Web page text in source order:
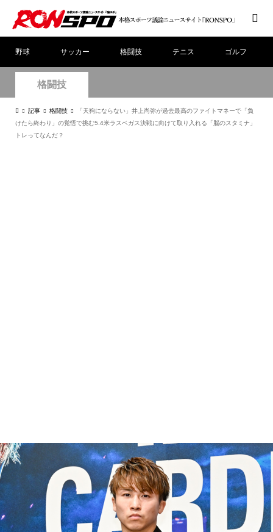
野球 サッカー 格闘技 テニス ゴルフ
格闘技
記事 格闘技
「天狗にならない」井上尚弥が過去最高のファイトマネーで「負
けたら終わり」の覚悟で挑む5.4米ラスベガス決戦に向けて取り入れる「脳のスタミナ」
トレってなんだ？